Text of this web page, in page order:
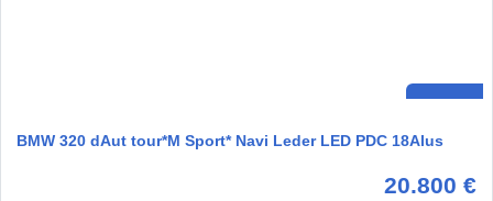
BMW 320 dAut tour*M Sport* Navi Leder LED PDC 18Alus
20.800 €